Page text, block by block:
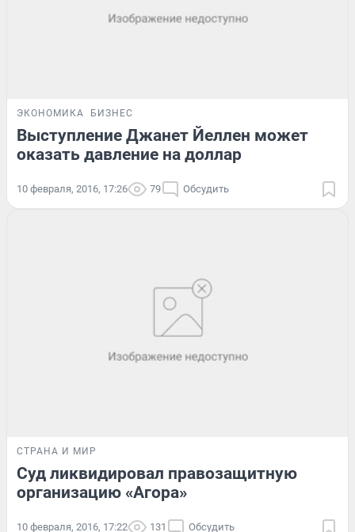
ЭКОНОМИКА БИЗНЕС
Выступление Джанет Йеллен может
оказать давление на доллар
10 февраля, 2016, 17:26 79 Обсудить
СТРАНА И МИР
Суд ликвидировал правозащитную
организацию «Агора»
10 февраля, 2016, 17:22 131 Обсудить